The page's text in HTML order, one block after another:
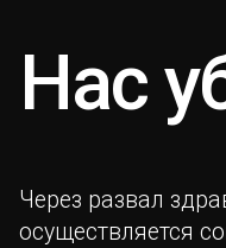
Нас
Через развал
осуществляется